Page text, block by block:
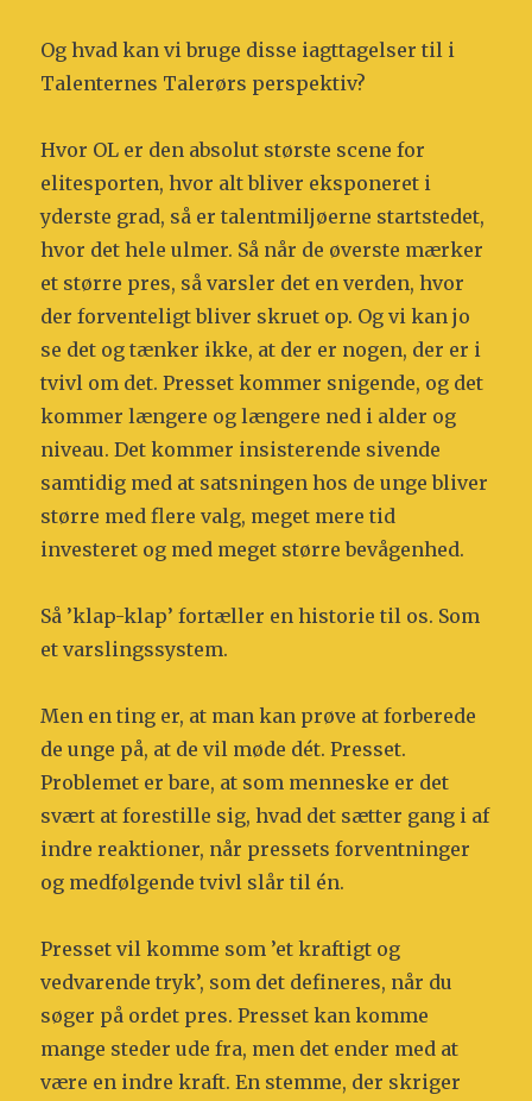
Og hvad kan vi bruge disse iagttagelser til i
Talenternes Talerørs perspektiv?
Hvor OL er den absolut største scene for
elitesporten, hvor alt bliver eksponeret i
yderste grad, så er talentmiljøerne startstedet,
hvor det hele ulmer. Så når de øverste mærker
et større pres, så varsler det en verden, hvor
der forventeligt bliver skruet op. Og vi kan jo
se det og tænker ikke, at der er nogen, der er i
tvivl om det. Presset kommer snigende, og det
kommer længere og længere ned i alder og
niveau. Det kommer insisterende sivende
samtidig med at satsningen hos de unge bliver
større med flere valg, meget mere tid
investeret og med meget større bevågenhed.
Så ’klap-klap’ fortæller en historie til os. Som
et varslingssystem.
Men en ting er, at man kan prøve at forberede
de unge på, at de vil møde dét. Presset.
Problemet er bare, at som menneske er det
svært at forestille sig, hvad det sætter gang i af
indre reaktioner, når pressets forventninger
og medfølgende tvivl slår til én.
Presset vil komme som ’et kraftigt og
vedvarende tryk’, som det defineres, når du
søger på ordet pres. Presset kan komme
mange steder ude fra, men det ender med at
være en indre kraft. En stemme, der skriger